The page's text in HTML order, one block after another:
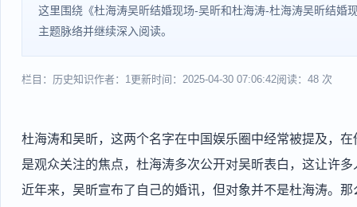
这里围绕《杜海涛吴昕结婚现场-吴昕和杜海涛-杜海涛吴昕结婚
主题脉络并继续深入阅读。
栏目：历史知识作者：1更新时间：2025-04-30 07:06:42阅读：48 次
杜海涛和吴昕，这两个名字在中国娱乐圈中经常被提及，
是观众关注的焦点，杜海涛多次公开对吴昕表白，这让许
近年来，吴昕宣布了自己的婚讯，但对象并不是杜海涛。